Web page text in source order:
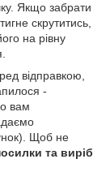
Якщо забрати
скрутитись,
на рівну
відправкою,
-
вам
Щоб не
та виріб